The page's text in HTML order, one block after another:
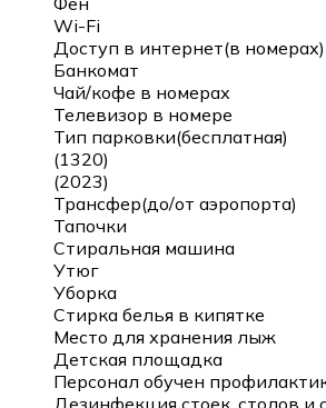
Wi-Fi
Доступ в интернет(в номерах)
Банкомат
Чай/кофе в номерах
Телевизор в номере
Тип парковки(бесплатная)
(1320)
(2023)
Трансфер(до/от аэропорта)
Тапочки
Стиральная машина
Утюг
Уборка
Стирка белья в кипятке
Место для хранения лыж
Детская площадка
Персонал обучен
Дезинфекция стоек, столов и